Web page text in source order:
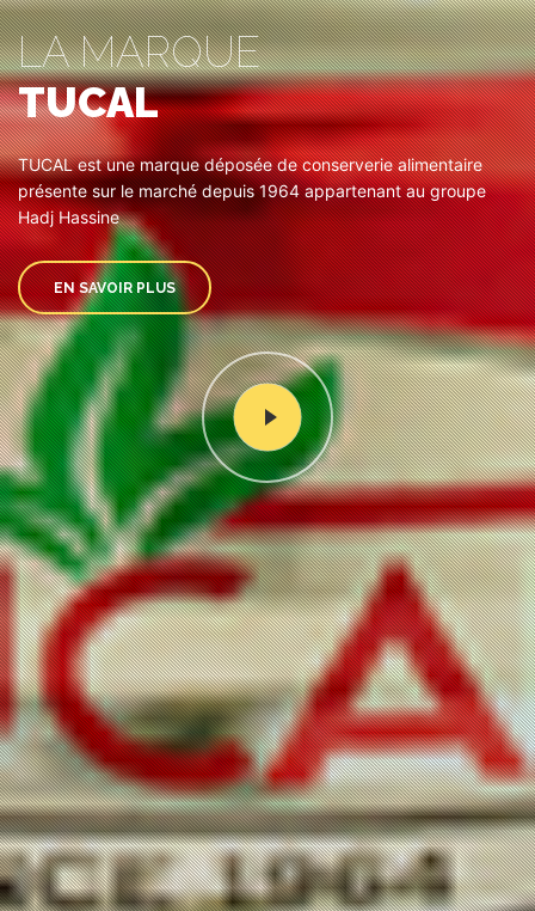
LA MARQUE
TUCAL
TUCAL est une marque déposée de conserverie alimentaire
présente sur le marché depuis 1964 appartenant au groupe
Hadj Hassine
EN SAVOIR PLUS